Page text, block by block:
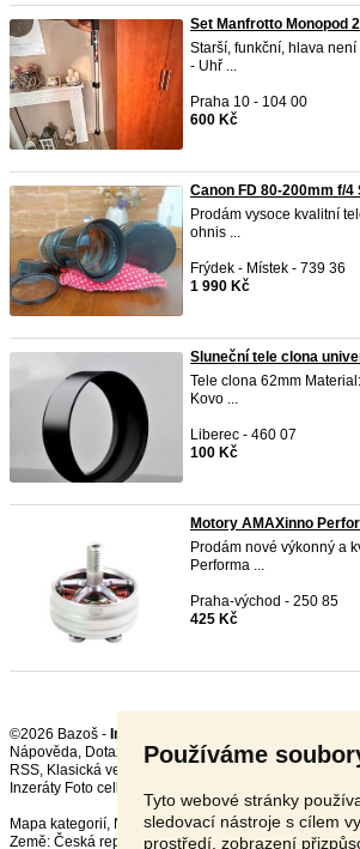
Používáme
Tyto webové stránky
sledovací nástroje s cílem
prostředí, zobrazení
Set Manfrotto Monopod
Starší, funkční, hlava
- Uhř ...
Praha 10 - 104 00
600 Kč
Canon FD 80-200mm f/4
Prodám vysoce kvalitní
ohnis ...
Frýdek - Místek - 739 36
1 990 Kč
Sluneční tele clona
Tele clona 62mm
Kovo ...
Liberec - 460 07
100 Kč
Motory AMAXinno
Prodám nové výkonný a
Performa ...
Praha-východ - 250 85
425 Kč
©2026 Bazoš - Inzerce, Bazar
Nápověda, Dotazy Hodnocení,Kontakt, Reklama,
RSS,
Inzeráty Foto celkem:
Mapa kategorií, Nejvyhledávanější výrazy
Země: Česká republika,Slovensko,Polsko,Rakousko